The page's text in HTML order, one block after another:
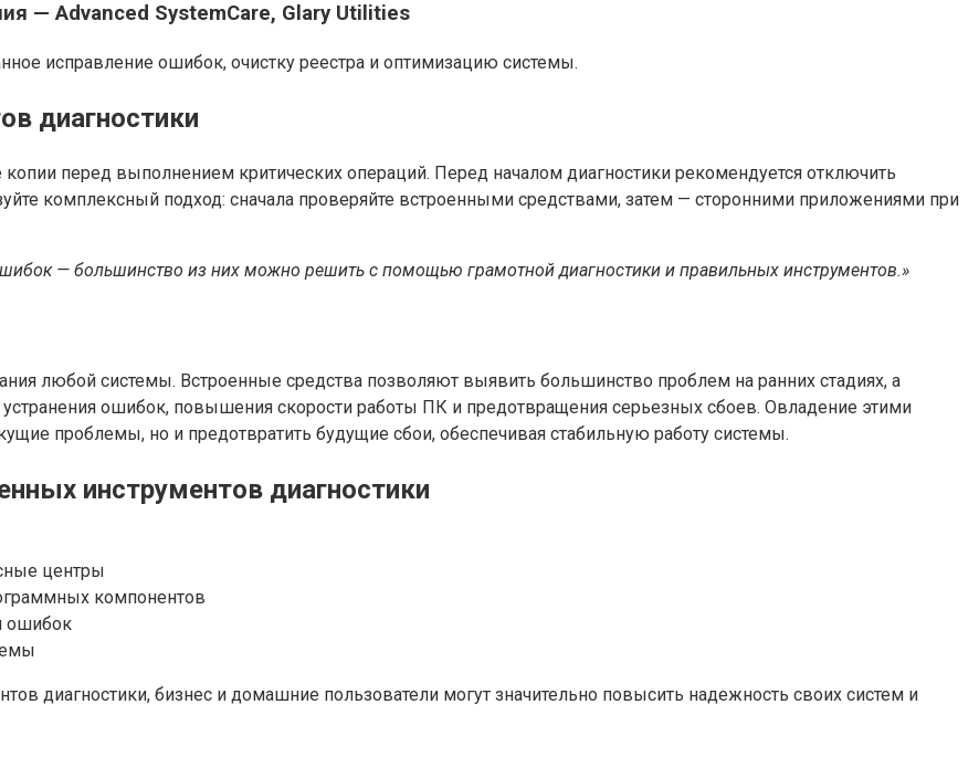
— Advanced SystemCare, Glary Utilities
исправление ошибок, очистку реестра и оптимизацию системы.
диагностики
перед выполнением критических операций. Перед началом диагностики рекомендуется отключить
комплексный подход: сначала проверяйте встроенными средствами, затем — сторонними приложениями при
— большинство из них можно решить с помощью грамотной диагностики и правильных инструментов.»
любой системы. Встроенные средства позволяют выявить большинство проблем на ранних стадиях, а
ошибок, повышения скорости работы ПК и предотвращения серьезных сбоев. Овладение этими
проблемы, но и предотвратить будущие сбои, обеспечивая стабильную работу системы.
инструментов диагностики
центры
компонентов
ошибок
диагностики, бизнес и домашние пользователи могут значительно повысить надежность своих систем и